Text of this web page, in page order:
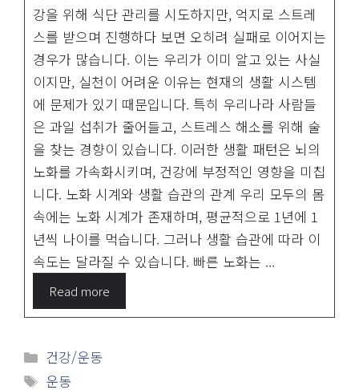
강을 위해 식단 관리를 시도하지만, 억지로 스트레
스를 받으며 진행하다 보면 오히려 실패로 이어지는
경우가 많습니다. 이는 우리가 이미 알고 있는 사실
이지만, 실천이 어려운 이유는 현재의 생활 시스템
에 문제가 있기 때문입니다. 특히 우리나라 사람들
은 과일 섭취가 줄어들고, 스트레스 해소를 위해 술
을 찾는 경향이 있습니다. 이러한 생활 패턴은 뇌의
노화를 가속화시키며, 건강에 부정적인 영향을 미칩
니다. 노화 시계와 생활 습관의 관계 우리 모두의 몸
속에는 노화 시계가 존재하며, 평균적으로 1년에 1
년씩 나이를 먹습니다. 그러나 생활 습관에 따라 이
속도는 달라질 수 있습니다. 빠른 노화는 ...
Read more
카
테
건강/운동
태
운동